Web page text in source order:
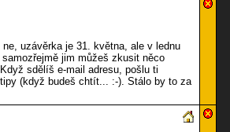
uzávěrka je 31. května, ale v lednu
jim můžeš zkusit něco
sdělíš e-mail adresu, pošlu ti
(když budeš chtít... :-). Stálo by to za